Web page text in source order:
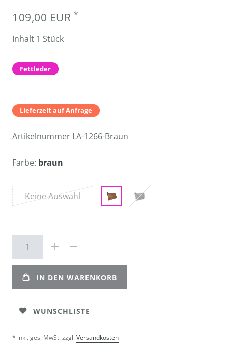
109,00 EUR *
Inhalt 1 Stück
Fettleder
Lieferzeit auf Anfrage
Artikelnummer LA-1266-Braun
Farbe: braun
Keine Auswahl
IN DEN WARENKORB
WUNSCHLISTE
* inkl. ges. MwSt. zzgl.Versandkosten